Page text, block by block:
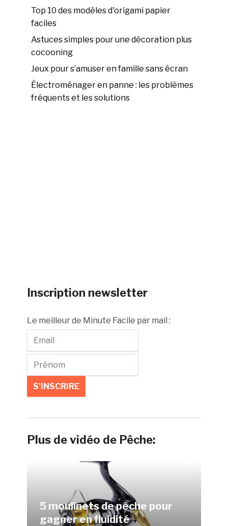
Top 10 des modèles d'origami papier
faciles
Astuces simples pour une décoration plus
cocooning
Jeux pour s’amuser en famille sans écran
Électroménager en panne : les problèmes
fréquents et les solutions
Inscription newsletter
Le meilleur de Minute Facile par mail :
Plus de vidéo de Pêche:
5 moulinets de pêche pour
gagner en fluidité